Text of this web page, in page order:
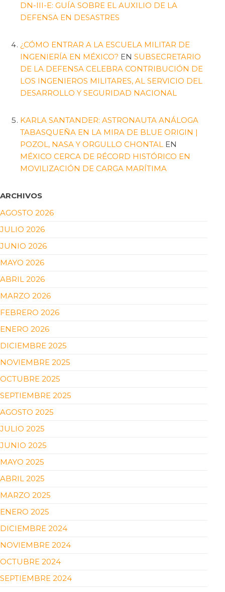
DN-III-E: GUÍA SOBRE EL AUXILIO DE LA
DEFENSA EN DESASTRES
¿CÓMO ENTRAR A LA ESCUELA MILITAR DE
INGENIERÍA EN MÉXICO? EN SUBSECRETARIO
DE LA DEFENSA CELEBRA CONTRIBUCIÓN DE
LOS INGENIEROS MILITARES, AL SERVICIO DEL
DESARROLLO Y SEGURIDAD NACIONAL
KARLA SANTANDER: ASTRONAUTA ANÁLOGA
TABASQUEÑA EN LA MIRA DE BLUE ORIGIN |
POZOL, NASA Y ORGULLO CHONTAL EN
MÉXICO CERCA DE RÉCORD HISTÓRICO EN
MOVILIZACIÓN DE CARGA MARÍTIMA
ARCHIVOS
AGOSTO 2026
JULIO 2026
JUNIO 2026
MAYO 2026
ABRIL 2026
MARZO 2026
FEBRERO 2026
ENERO 2026
DICIEMBRE 2025
NOVIEMBRE 2025
OCTUBRE 2025
SEPTIEMBRE 2025
AGOSTO 2025
JULIO 2025
JUNIO 2025
MAYO 2025
ABRIL 2025
MARZO 2025
ENERO 2025
DICIEMBRE 2024
NOVIEMBRE 2024
OCTUBRE 2024
SEPTIEMBRE 2024